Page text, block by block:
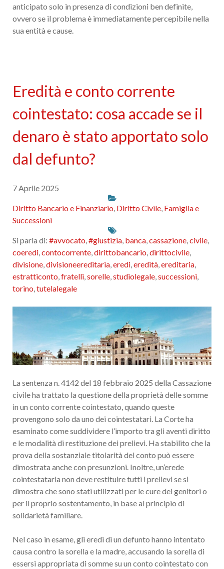
anticipato solo in presenza di condizioni ben definite,
ovvero se il problema è immediatamente percepibile nella
sua entità e cause.
Eredità e conto corrente
cointestato: cosa accade se il
denaro è stato apportato solo
dal defunto?
7 Aprile 2025
Diritto Bancario e Finanziario, Diritto Civile, Famiglia e
Successioni
Si parla di: #avvocato,#giustizia, banca,cassazione,civile,
coeredi,contocorrente,dirittobancario,dirittocivile,
divisione,divisioneereditaria,eredi,eredità,ereditaria,
estratticonto,fratelli,sorelle,studiolegale,successioni,
torino,tutelalegale
La sentenza n. 4142 del 18 febbraio 2025 della Cassazione
civile ha trattato la questione della proprietà delle somme
in un conto corrente cointestato, quando queste
provengono solo da uno dei cointestatari. La Corte ha
esaminato come suddividere l’importo tra gli aventi diritto
e le modalità di restituzione dei prelievi. Ha stabilito che la
prova della sostanziale titolarità del conto può essere
dimostrata anche con presunzioni. Inoltre, un’erede
cointestataria non deve restituire tutti i prelievi se si
dimostra che sono stati utilizzati per le cure dei genitori o
per il proprio sostentamento, in base al principio di
solidarietà familiare.
Nel caso in esame, gli eredi di un defunto hanno intentato
causa contro la sorella e la madre, accusando la sorella di
essersi appropriata di somme su un conto cointestato con